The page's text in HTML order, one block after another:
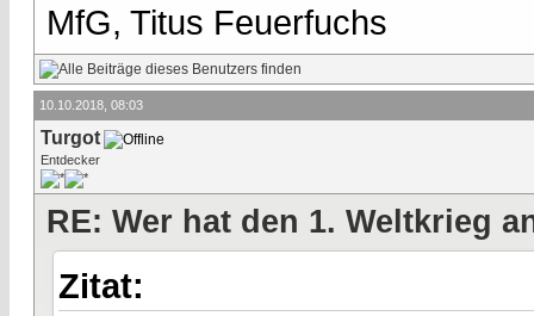
MfG, Titus Feuerfuchs
10.10.2018, 08:03
Turgot
Entdecker
RE: Wer hat den 1. Weltkrieg
Zitat: